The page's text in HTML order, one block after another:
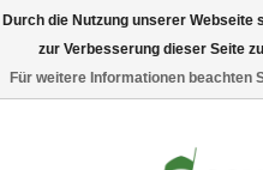
Durch die Nutzung unserer Webseite
zur Verbesserung dieser Seite
Für weitere Informationen beachten